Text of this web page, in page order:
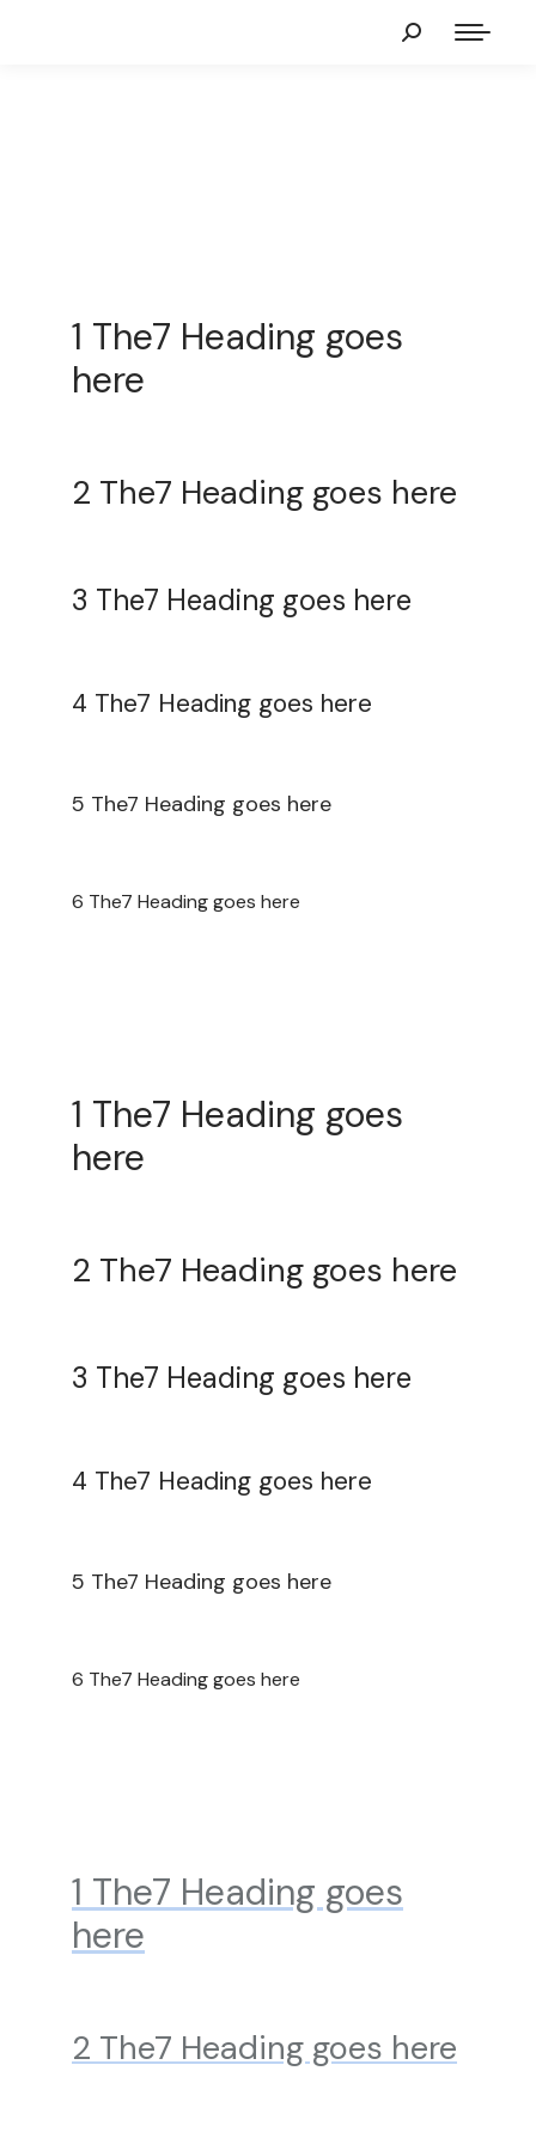
1 The7 Heading goes
here
2 The7 Heading goes here
3 The7 Heading goes here
4 The7 Heading goes here
5 The7 Heading goes here
6 The7 Heading goes here
1 The7 Heading goes
here
2 The7 Heading goes here
3 The7 Heading goes here
4 The7 Heading goes here
5 The7 Heading goes here
6 The7 Heading goes here
1 The7 Heading goes
here
2 The7 Heading goes here